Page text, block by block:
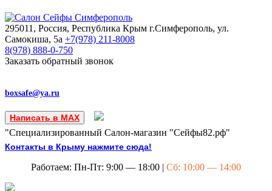
295011, Россия, Республика Крым г.Симферополь, ул.
Самокиша, 5а +7(978) 211-8008
8(978) 888-0-750
Заказать обратный звонок
boxsafe@ya.ru
Написать в MAX
"Специализированный Салон-магазин "Сейфы82.рф"
Контакты в Крыму нажмите сюда!
Работаем: Пн-Пт: 9:00 — 18:00 | Сб: 10:00 — 14:00